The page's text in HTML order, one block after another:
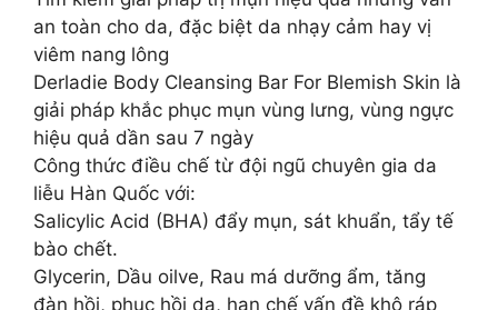
an toàn cho da, đặc biệt da nhạy cảm hay vị
viêm nang lông
Derladie Body Cleansing Bar For Blemish Skin là
giải pháp khắc phục mụn vùng lưng, vùng ngực
hiệu quả dần sau 7 ngày
Công thức điều chế từ đội ngũ chuyên gia da
liễu Hàn Quốc với:
Salicylic Acid (BHA) đẩy mụn, sát khuẩn, tẩy tế
bào chết.
Glycerin, Dầu oilve, Rau má dưỡng ẩm, tăng
đàn hồi, phục hồi da, hạn chế vấn đề khô ráp